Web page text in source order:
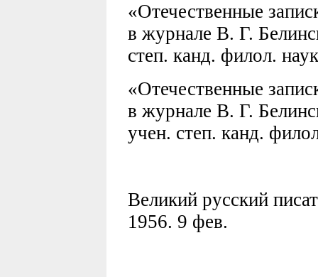
«Отечественные
в журнале В. Г.
степ. канд. филол.
«Отечественные
в журнале В. Г.
учен. степ. канд.
Великий русский
1956. 9 фев.